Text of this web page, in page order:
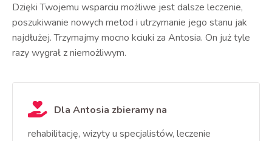
Dzięki Twojemu wsparciu możliwe jest dalsze leczenie,
poszukiwanie nowych metod i utrzymanie jego stanu jak
najdłużej. Trzymajmy mocno kciuki za Antosia. On już tyle
razy wygrał z niemożliwym.
Dla Antosia zbieramy na
rehabilitację, wizyty u specjalistów, leczenie